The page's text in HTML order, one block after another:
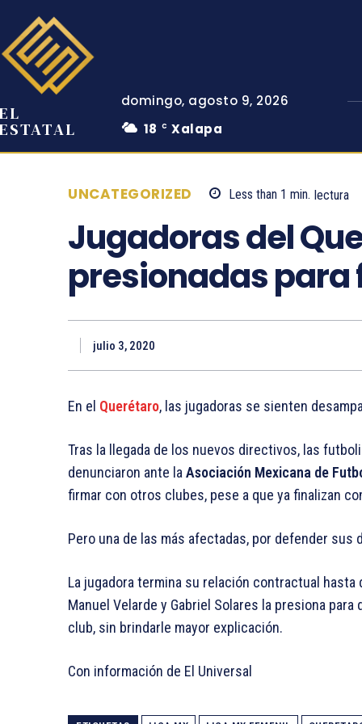
EL
ESTATAL
domingo, agosto 9, 2026
18
C Xalapa
UNCATEGORIZED Less than 1 min. lectura
Jugadoras del
presionadas
julio 3, 2020
En el Querétaro, las jugadoras se sienten
Tras la llegada de los nuevos directivos, las
denunciaron ante la Asociación Mexicana de
firmar con otros clubes, pese a que ya finalizan
Pero una de las más afectadas, por defender sus
La jugadora termina su relación contractual
Manuel Velarde y Gabriel Solares la presiona
club, sin brindarle mayor explicación.
Con información de El Universal